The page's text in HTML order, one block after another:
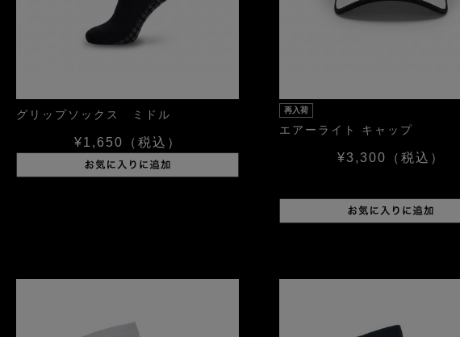
グリップソックス ミドル
¥1,650 （税込）
再入荷
エアーライト キャップ
¥3,300 （税込）